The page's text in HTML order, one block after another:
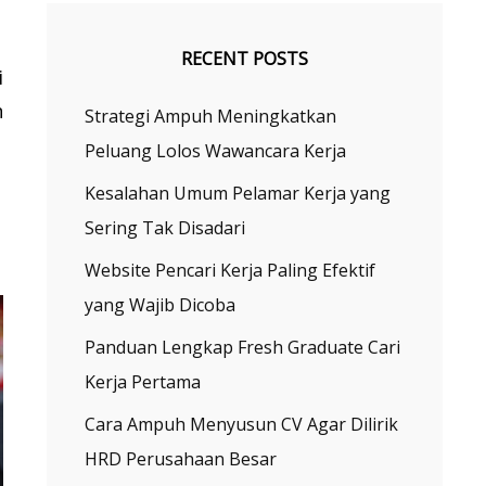
RECENT POSTS
Strategi Ampuh Meningkatkan
Peluang Lolos Wawancara Kerja
Kesalahan Umum Pelamar Kerja yang
Sering Tak Disadari
Website Pencari Kerja Paling Efektif
yang Wajib Dicoba
Panduan Lengkap Fresh Graduate Cari
Kerja Pertama
Cara Ampuh Menyusun CV Agar Dilirik
HRD Perusahaan Besar